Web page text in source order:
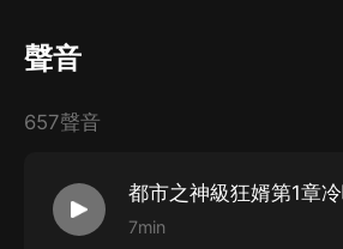
聲音
657聲音
都市之神級狂婿第1章
7min